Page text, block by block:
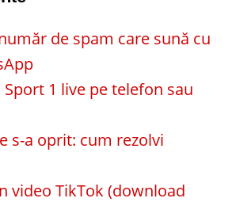
de spam care sună cu
1 live pe telefon sau
s-a oprit: cum rezolvi
video TikTok (download